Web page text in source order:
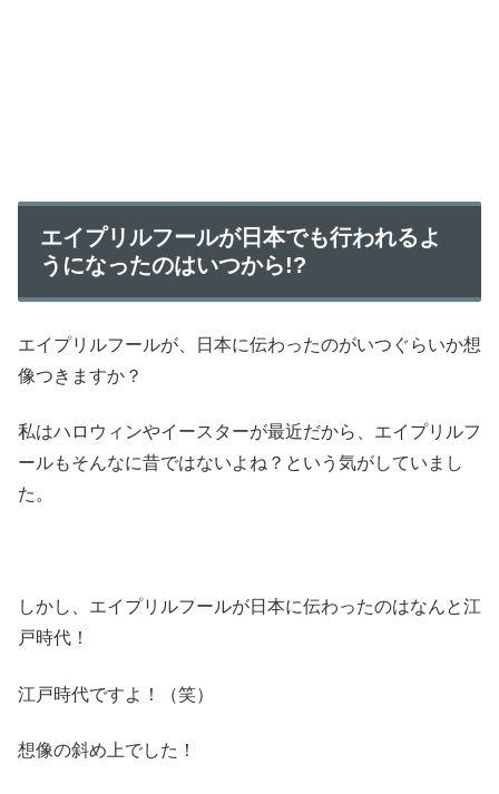
エイプリルフールが日本でも行われるよ
うになったのはいつから!?
エイプリルフールが、日本に伝わったのがいつぐらいか想
像つきますか？
私はハロウィンやイースターが最近だから、エイプリルフ
ールもそんなに昔ではないよね？という気がしていまし
た。
しかし、エイプリルフールが日本に伝わったのはなんと江
戸時代！
江戸時代ですよ！（笑）
想像の斜め上でした！